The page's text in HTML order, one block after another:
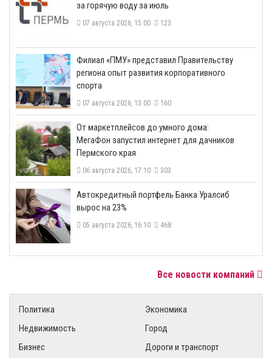
за горячую воду за июль
07 августа 2026, 15:00 123
​Филиал «ПМУ» представил Правительству
региона опыт развития корпоративного
спорта
07 августа 2026, 13:00 160
От маркетплейсов до умного дома:
МегаФон запустил интернет для дачников
Пермского края
06 августа 2026, 17:10 303
​Автокредитный портфель Банка Уралсиб
вырос на 23%
05 августа 2026, 16:10 468
Все новости компаний
Политика
Экономика
Недвижимость
Город
Бизнес
Дороги и транспорт